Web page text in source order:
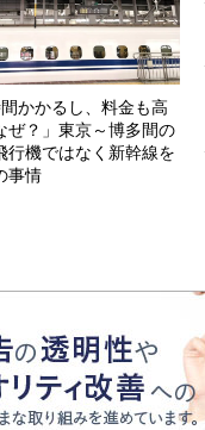
間かかるし、料金も高
ぜ？」東京～博多間の
行機ではなく新幹線を
事情